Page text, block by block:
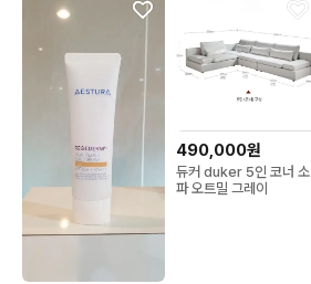
490,000원
듀커 duker 5인 코너 소
파 오트밀 그레이